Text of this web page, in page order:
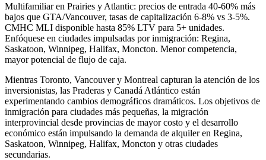
Multifamiliar en Prairies y Atlantic: precios de entrada 40-60% más
bajos que GTA/Vancouver, tasas de capitalización 6-8% vs 3-5%.
CMHC MLI disponible hasta 85% LTV para 5+ unidades.
Enfóquese en ciudades impulsadas por inmigración: Regina,
Saskatoon, Winnipeg, Halifax, Moncton. Menor competencia,
mayor potencial de flujo de caja.
Mientras Toronto, Vancouver y Montreal capturan la atención de los
inversionistas, las Praderas y Canadá Atlántico están
experimentando cambios demográficos dramáticos. Los objetivos de
inmigración para ciudades más pequeñas, la migración
interprovincial desde provincias de mayor costo y el desarrollo
económico están impulsando la demanda de alquiler en Regina,
Saskatoon, Winnipeg, Halifax, Moncton y otras ciudades
secundarias.